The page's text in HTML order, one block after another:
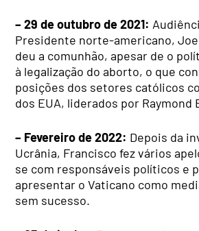
– 29 de outubro de 2021:
Presidente norte-americano,
deu a comunhão, apesar de o
à legalização do aborto, o que
posições dos setores católicos
dos EUA, liderados por Raymond
– Fevereiro de 2022: Depois da
Ucrânia, Francisco fez vários
se com responsáveis políticos e
apresentar o Vaticano como
sem sucesso.